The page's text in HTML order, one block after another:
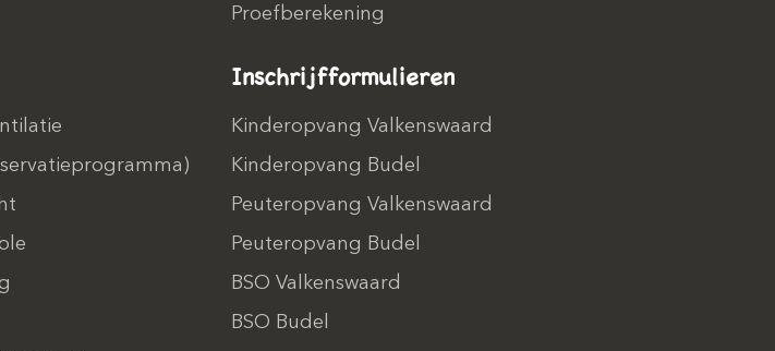
Proefberekening
Inschrijfformulieren
Kinderopvang Valkenswaard
Kinderopvang Budel
Peuteropvang Valkenswaard
Peuteropvang Budel
BSO Valkenswaard
BSO Budel